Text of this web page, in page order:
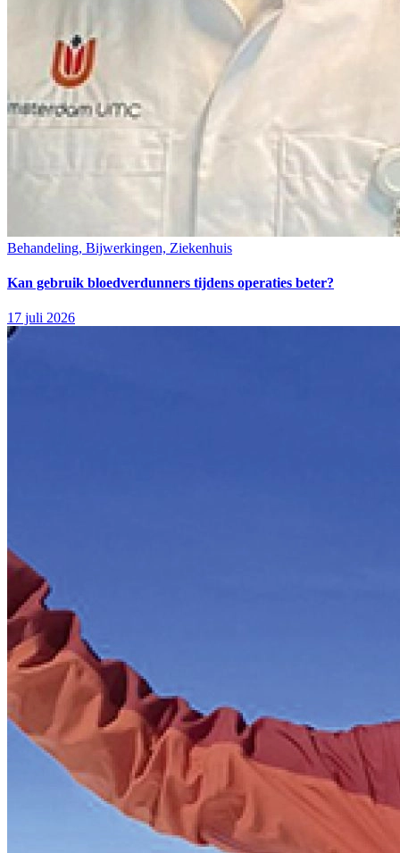
Behandeling, Bijwerkingen, Ziekenhuis
Kan gebruik bloedverdunners tijdens operaties beter?
17 juli 2026